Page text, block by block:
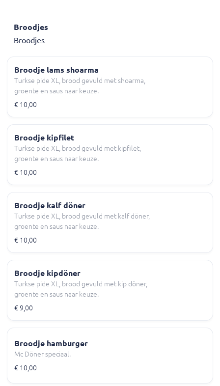
Broodjes
Broodjes
Broodje lams shoarma
Turkse pide XL, brood gevuld met shoarma,
groente en saus naar keuze.
€ 10,00
Broodje kipfilet
Turkse pide XL, brood gevuld met kipfilet,
groente en saus naar keuze.
€ 10,00
Broodje kalf döner
Turkse pide XL, brood gevuld met kalf döner,
groente en saus naar keuze.
€ 10,00
Broodje kipdöner
Turkse pide XL, brood gevuld met kip döner,
groente en saus naar keuze.
€ 9,00
Broodje hamburger
Mc Döner speciaal.
€ 10,00